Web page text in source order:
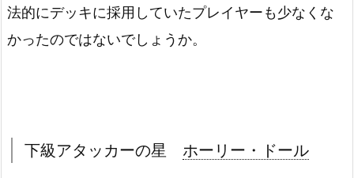
法的にデッキに採用していたプレイヤーも少なくな
かったのではないでしょうか。
下級アタッカーの星 ホーリー・ドール